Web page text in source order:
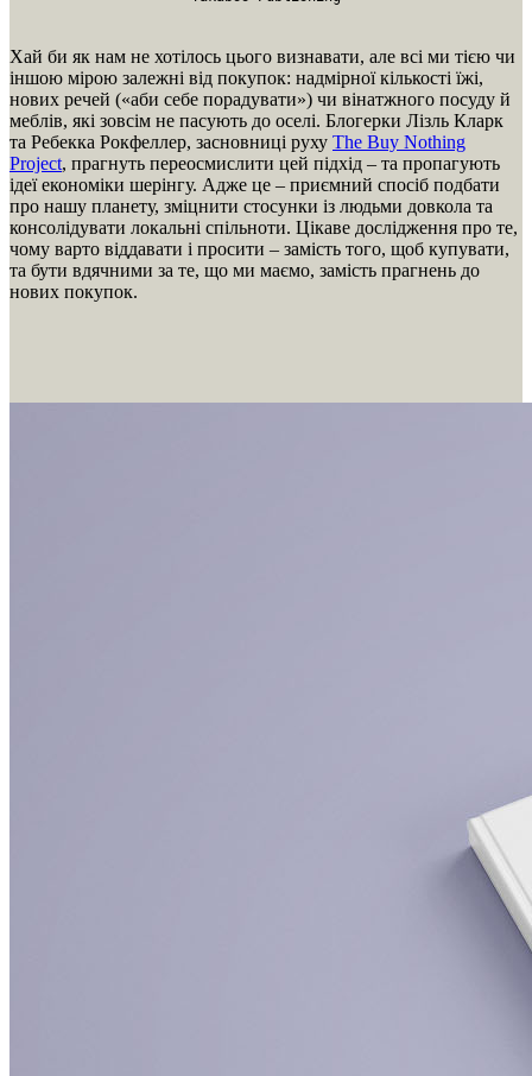
Хай би як нам не хотілось цього визнавати, але всі ми тією чи
іншою мірою залежні від покупок: надмірної кількості їжі,
нових речей («аби себе порадувати») чи вінатжного посуду й
меблів, які зовсім не пасують до оселі. Блогерки Лізль Кларк
та Ребекка Рокфеллер, засновниці руху The Buy Nothing
Project, прагнуть переосмислити цей підхід – та пропагують
ідеї економіки шерінгу. Адже це – приємний спосіб подбати
про нашу планету, зміцнити стосунки із людьми довкола та
консолідувати локальні спільноти. Цікаве дослідження про те,
чому варто віддавати і просити – замість того, щоб купувати,
та бути вдячними за те, що ми маємо, замість прагнень до
нових покупок.